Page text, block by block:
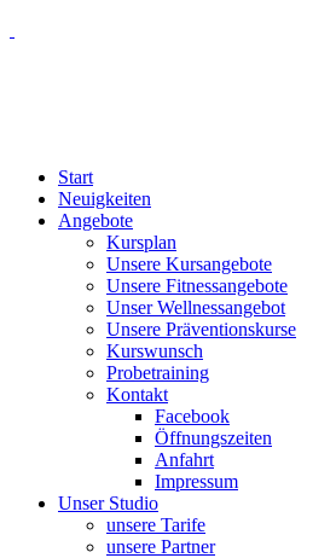
Start
Neuigkeiten
Angebote
Kursplan
Unsere Kursangebote
Unsere Fitnessangebote
Unser Wellnessangebot
Unsere Präventionskurse
Kurswunsch
Probetraining
Kontakt
Facebook
Öffnungszeiten
Anfahrt
Impressum
Unser Studio
unsere Tarife
unsere Partner